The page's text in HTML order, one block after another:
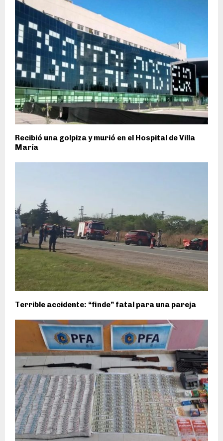
Recibió una golpiza y murió en el Hospital de Villa
María
Terrible accidente: “finde” fatal para una pareja